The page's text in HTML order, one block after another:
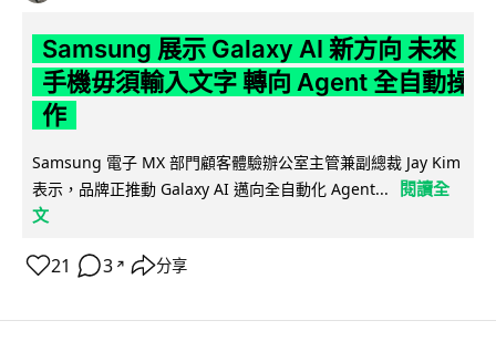
Samsung 展示 Galaxy AI 新方向 未來
手機毋須輸入文字 轉向 Agent 全自動操
作
Samsung 電子 MX 部門顧客體驗辦公室主管兼副總裁 Jay Kim
表示，品牌正推動 Galaxy AI 邁向全自動化 Agent...
閱讀全
文
21 3 ↗ 分享